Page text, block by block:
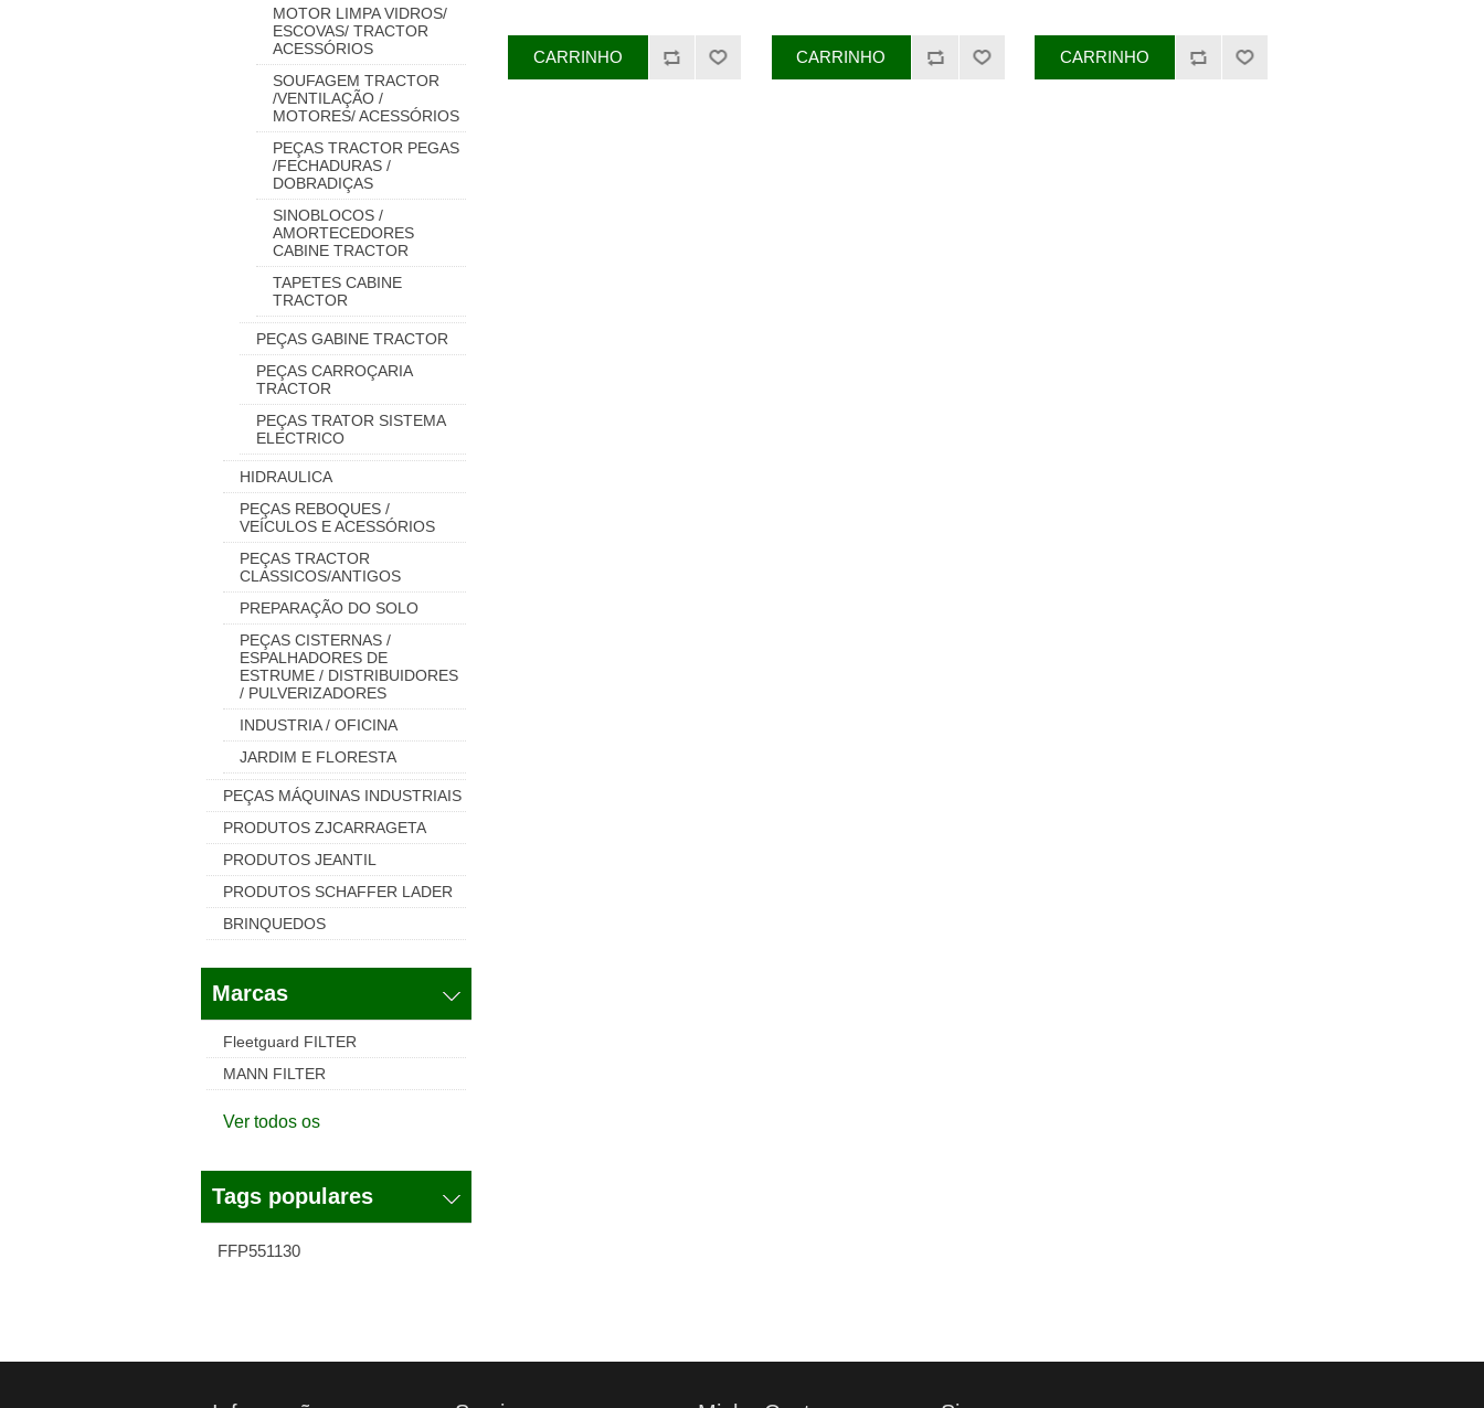
MOTOR LIMPA VIDROS/
ESCOVAS/ TRACTOR
ACESSÓRIOS
SOUFAGEM TRACTOR
/VENTILAÇÃO /
MOTORES/ ACESSÓRIOS
PEÇAS TRACTOR PEGAS
/FECHADURAS /
DOBRADIÇAS
SINOBLOCOS /
AMORTECEDORES
CABINE TRACTOR
TAPETES CABINE
TRACTOR
PEÇAS GABINE TRACTOR
PEÇAS CARROÇARIA
TRACTOR
PEÇAS TRATOR SISTEMA
ELECTRICO
HIDRAULICA
PEÇAS REBOQUES /
VEÍCULOS E ACESSÓRIOS
PEÇAS TRACTOR
CLASSICOS/ANTIGOS
PREPARAÇÃO DO SOLO
PEÇAS CISTERNAS /
ESPALHADORES DE
ESTRUME / DISTRIBUIDORES
/ PULVERIZADORES
INDUSTRIA / OFICINA
JARDIM E FLORESTA
PEÇAS MÁQUINAS INDUSTRIAIS
PRODUTOS ZJCARRAGETA
PRODUTOS JEANTIL
PRODUTOS SCHAFFER LADER
BRINQUEDOS
Marcas
Fleetguard FILTER
MANN FILTER
Ver todos os
Tags populares
FFP551130